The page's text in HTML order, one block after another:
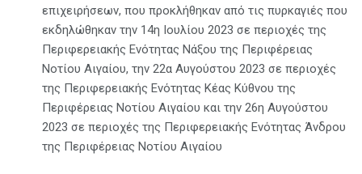
επιχειρήσεων, που προκλήθηκαν από τις πυρκαγιές που
εκδηλώθηκαν την 14η Ιουλίου 2023 σε περιοχές της
Περιφερειακής Ενότητας Νάξου της Περιφέρειας
Νοτίου Αιγαίου, την 22α Αυγούστου 2023 σε περιοχές
της Περιφερειακής Ενότητας Κέας Κύθνου της
Περιφέρειας Νοτίου Αιγαίου και την 26η Αυγούστου
2023 σε περιοχές της Περιφερειακής Ενότητας Άνδρου
της Περιφέρειας Νοτίου Αιγαίου